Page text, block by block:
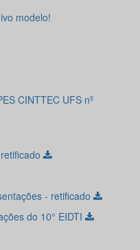
modelo!
CINTTEC UFS nº
- retificado
do 10° EIDTI